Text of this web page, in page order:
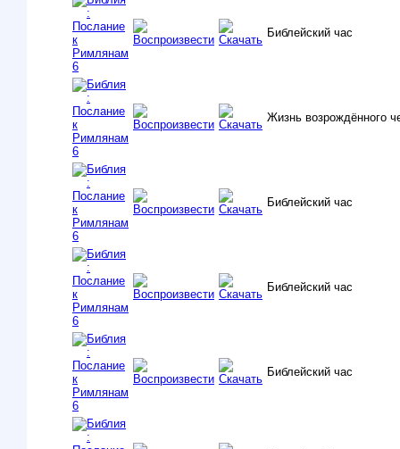
Библейский час
Жизнь возрождённого
Библейский час
Библейский час
Библейский час